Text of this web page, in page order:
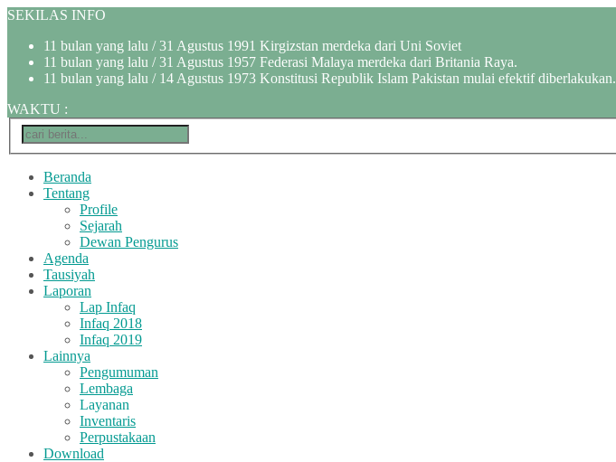
SEKILAS INFO
11 bulan yang lalu / 31 Agustus 1991 Kirgizstan merdeka dari Uni Soviet
11 bulan yang lalu / 31 Agustus 1957 Federasi Malaya merdeka dari Britania Raya.
11 bulan yang lalu / 14 Agustus 1973 Konstitusi Republik Islam Pakistan mulai efektif diberlakukan.
WAKTU :
Beranda
Tentang
Profile
Sejarah
Dewan Pengurus
Agenda
Tausiyah
Laporan
Lap Infaq
Infaq 2018
Infaq 2019
Lainnya
Pengumuman
Lembaga
Layanan
Inventaris
Perpustakaan
Download